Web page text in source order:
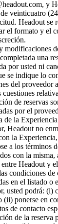
y
veinticuatro
Headout se
el formato y el
modificaciones
una
por usted ni
se indique lo
del proveedor
cuestiones
de reservas
por el
de la
Headout no
la
a los términos
con la misma,
Headout y
condiciones
en el listado o
usted podrá: (i)
(ii) ponerse en
de contacto
de la reserva